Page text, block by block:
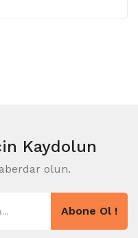
Kaydolun
olun.
Abone Ol !